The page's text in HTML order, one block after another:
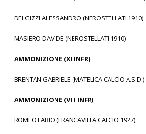
DELGIZZI ALESSANDRO (NEROSTELLATI 1910)
MASIERO DAVIDE (NEROSTELLATI 1910)
AMMONIZIONE (XI INFR)
BRENTAN GABRIELE (MATELICA CALCIO A.S.D.)
AMMONIZIONE (VIII INFR)
ROMEO FABIO (FRANCAVILLA CALCIO 1927)